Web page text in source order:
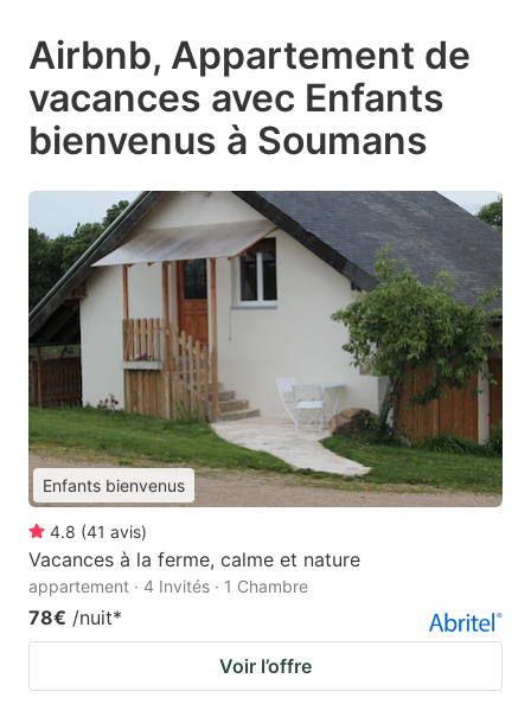
Airbnb, Appartement de
vacances avec Enfants
bienvenus à Soumans
Enfants bienvenus
4.8 (41 avis)
Vacances à la ferme, calme et nature
appartement · 4 Invités · 1 Chambre
78€ /nuit*
Voir l’offre